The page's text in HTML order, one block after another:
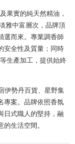
果實的純天然精油，
雅中富層次，品牌頂
選而來。專業調香師
安全性及質量；同時
生產加工，提供始終
伊勢丹百貨、星野集
專案。品牌依照香氛
日式職人的堅持，融
生活空間。